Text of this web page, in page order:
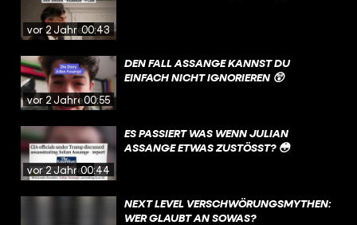
vor 2 Jahren00:43
vor 2 Jahren00:55
DEN FALL ASSANGE KANNST DU
EINFACH NICHT IGNORIEREN 😲
vor 2 Jahren00:44
ES PASSIERT WAS WENN JULIAN
ASSANGE ETWAS ZUSTÖSST? 😳
NEXT LEVEL VERSCHWÖRUNGSMYTHEN:
WER GLAUBT AN SOWAS?